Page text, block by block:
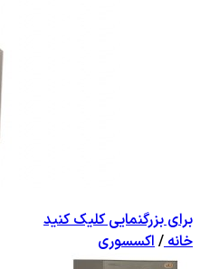
برای بزرگنمایی کلیک کنید
خانه/اکسسوری